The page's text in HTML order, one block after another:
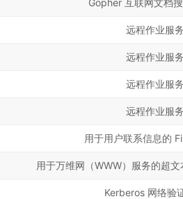
Gopher 互联网文档
远程作业服务
远程作业服务
远程作业服务
远程作业服务
用于用户联系信息的
用于万维网（WWW）服务的超文
Kerberos 网络验